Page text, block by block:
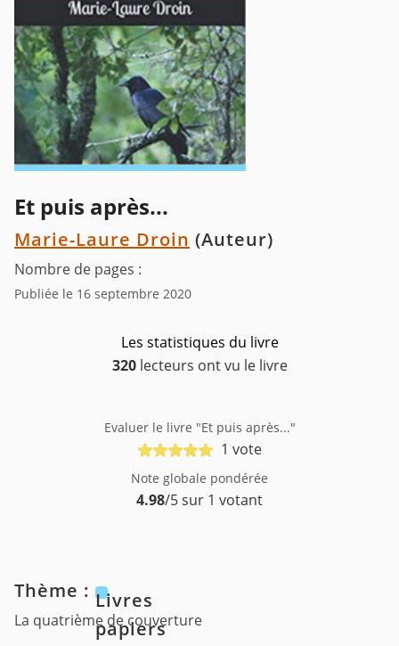
Et puis après...
Marie-Laure Droin (Auteur)
Nombre de pages :
Publiée le 16 septembre 2020
Les statistiques du livre
320lecteurs ont vu le livre
Evaluer le livre "Et puis après..."
1 vote
Note globale pondérée
4.98/5 sur 1 votant
Thème : Livres
papiers
La quatrième de couverture